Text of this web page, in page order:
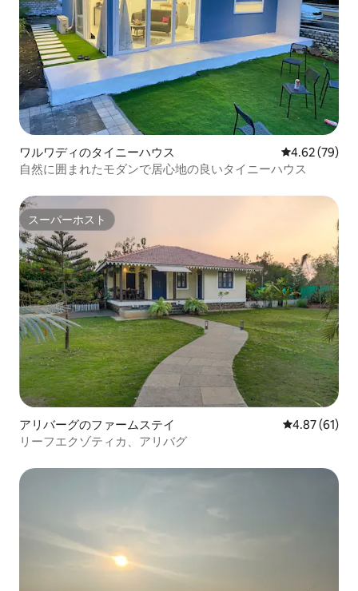
ワルワディのタイニーハウス レビュー79
4.62 (79)
自然に囲まれたモダンで居心地の良いタイニーハウス
スーパーホスト
スーパーホスト
アリバーグのファームステイ レビュー61
4.87 (61)
リーフエクゾティカ、アリバグ